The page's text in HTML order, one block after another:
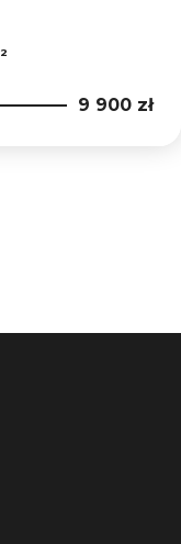
2
9 900 zł